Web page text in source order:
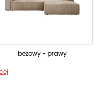
beżowy - prawy